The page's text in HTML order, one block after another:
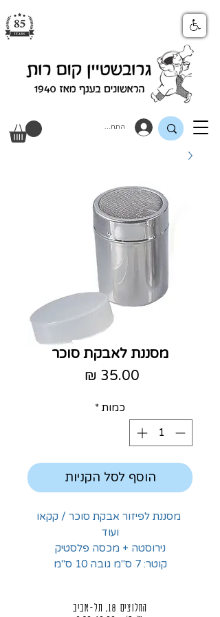
התחבר
מסננת לאבקת סוכר
כמות *
הוסף לסל הקניות
מסננת לפיזור אבקת סוכר / קקאו
ועוד
נירוסטה + מכסה פלסטיק
קוטר: 7 ס"מ גובה 10 ס"מ
החלוצים 18, תל-אביב